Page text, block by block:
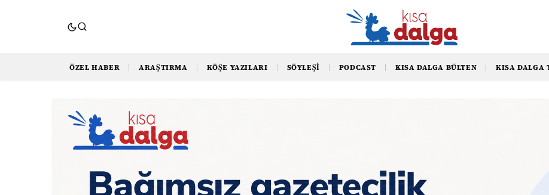
ÖZEL HABER ARAŞTIRMA KÖŞE YAZILARI SÖYLEŞI PODCAST KISA DALGA BÜLTEN KISA DALGA